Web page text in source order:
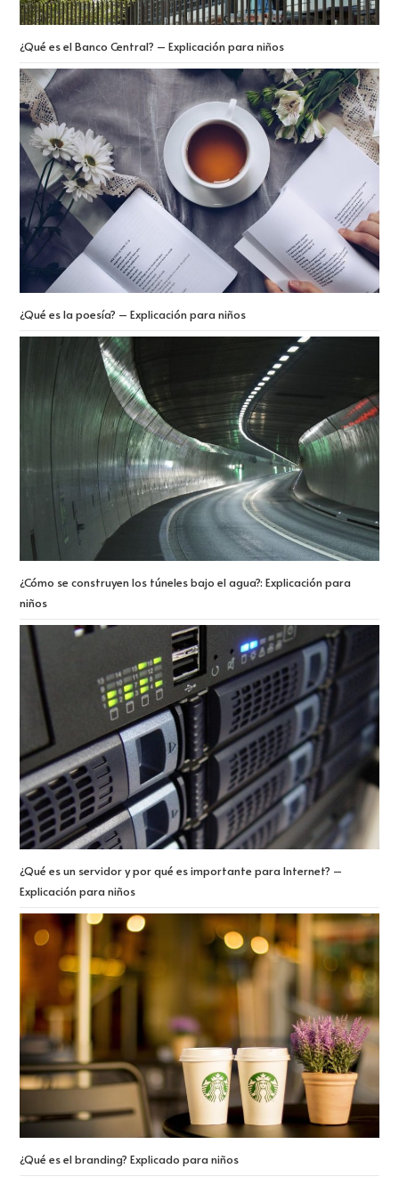
¿Qué es el Banco Central? – Explicación para niños
¿Qué es la poesía? – Explicación para niños
¿Cómo se construyen los túneles bajo el agua?: Explicación para
niños
¿Qué es un servidor y por qué es importante para Internet? –
Explicación para niños
¿Qué es el branding? Explicado para niños